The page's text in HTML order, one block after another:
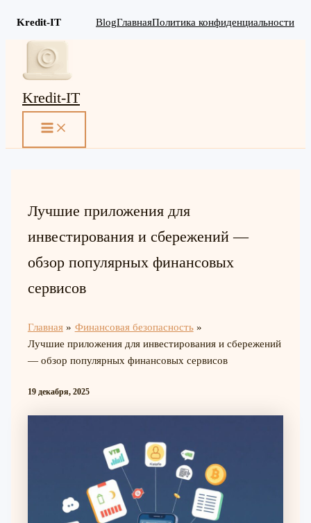
Kredit-IT BlogГлавнаяПолитика конфиденциальности
Перейти
содержимому
Kredit-IT
MAIN
Лучшие приложения для
инвестирования и сбережений —
обзор популярных финансовых
сервисов
Главная
Финансовая безопасность
Лучшие приложения для инвестирования и сбережений
— обзор популярных финансовых сервисов
19 декабря, 2025